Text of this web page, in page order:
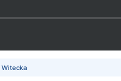
Witecka